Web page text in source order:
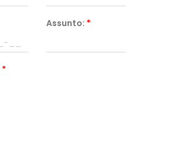
Assunto: *
*